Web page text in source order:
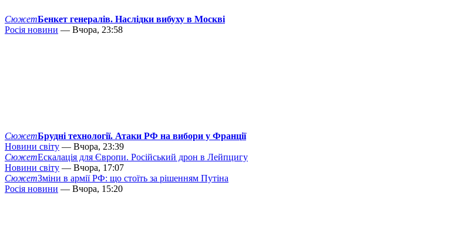
СюжетБенкет генералів. Наслідки вибуху в Москві
Росія новини — Вчора, 23:58
СюжетБрудні технології. Атаки РФ на вибори у Франції
Новини світу — Вчора, 23:39
СюжетЕскалація для Європи. Російський дрон в Лейпцигу
Новини світу — Вчора, 17:07
СюжетЗміни в армії РФ: що стоїть за рішенням Путіна
Росія новини — Вчора, 15:20